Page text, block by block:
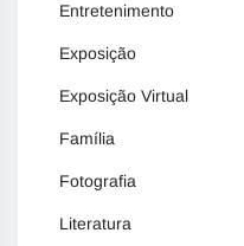
Entretenimento
Exposição
Exposição Virtual
Família
Fotografia
Literatura